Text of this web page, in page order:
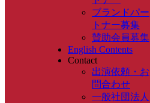
ブランドパー
トナー募集
賛助会員募集
English Contents
Contact
出演依頼・お
問合わせ
一般社団法人